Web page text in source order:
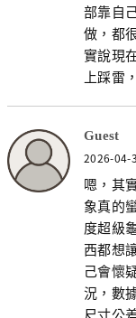
部靠自
做，都
實說現
上踩雷
Guest
2026-04-
嗯，其
象真的
度超級
西都想
己會懷
況，數
尺寸公